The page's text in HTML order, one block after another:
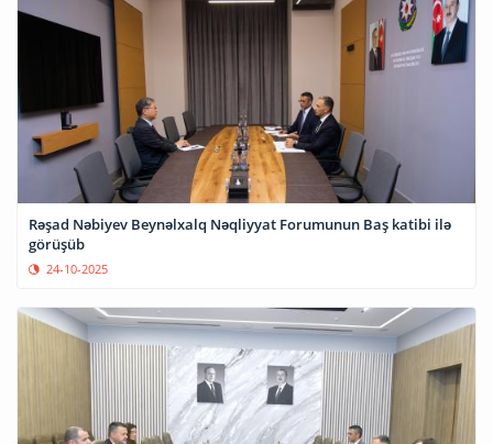
Rəşad Nəbiyev Beynəlxalq Nəqliyyat Forumunun Baş katibi ilə
görüşüb
24-10-2025